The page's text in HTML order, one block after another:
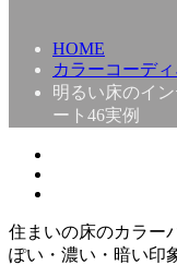
HOME
カラーコーディ
明るい床のイ
ート46実例
住まいの床のカラー
ぽい・濃い・暗い印